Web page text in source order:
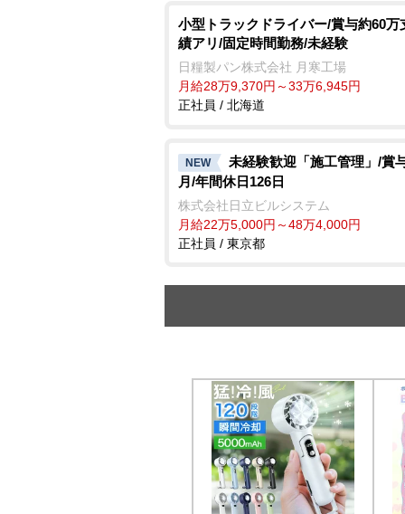
小型トラックドライバー/賞与約60万
績アリ/固定時間勤務/未経験
日糧製パン株式会社 月寒工場
月給28万9,370円～33万6,945円
正社員 / 北海道
NEW
未経験歓迎「施工管理」/賞
月/年間休日126日
株式会社日立ビルシステム
月給22万5,000円～48万4,000円
正社員 / 東京都